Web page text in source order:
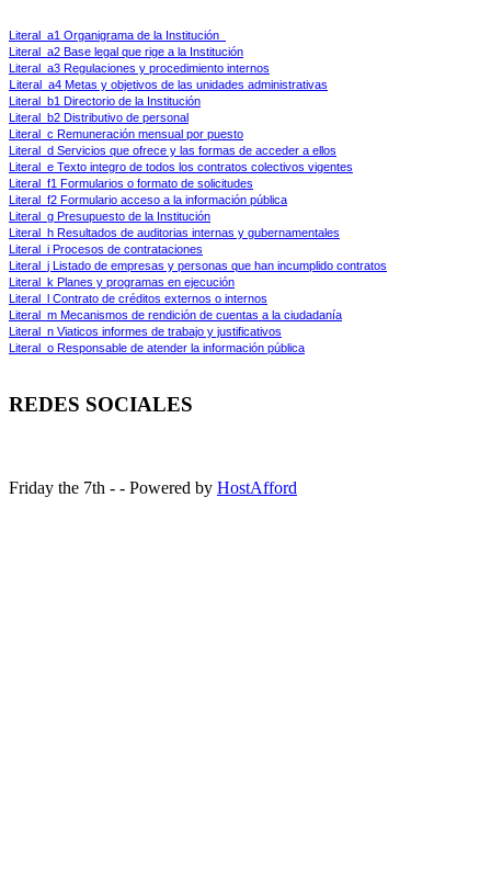
Literal_a1 Organigrama de la Institución
Literal_a2 Base legal que rige a la Institución
Literal_a3 Regulaciones y procedimiento internos
Literal_a4 Metas y objetivos de las unidades administrativas
Literal_b1 Directorio de la Institución
Literal_b2 Distributivo de personal
Literal_c Remuneración mensual por puesto
Literal_d Servicios que ofrece y las formas de acceder a ellos
Literal_e Texto integro de todos los contratos colectivos vigentes
Literal_f1 Formularios o formato de solicitudes
Literal_f2 Formulario acceso a la información pública
Literal_g Presupuesto de la Institución
Literal_h Resultados de auditorias internas y gubernamentales
Literal_i Procesos de contrataciones
Literal_j Listado de empresas y personas que han incumplido contratos
Literal_k Planes y programas en ejecución
Literal_l Contrato de créditos externos o internos
Literal_m Mecanismos de rendición de cuentas a la ciudadanía
Literal_n Viaticos informes de trabajo y justificativos
Literal_o Responsable de atender la información pública
REDES SOCIALES
Friday the 7th - - Powered by HostAfford